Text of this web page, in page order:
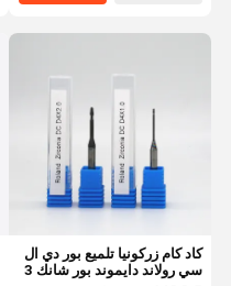
كاد كام زركونيا تلميع بور دي ال
سي رولاند دايموند بور شانك 3